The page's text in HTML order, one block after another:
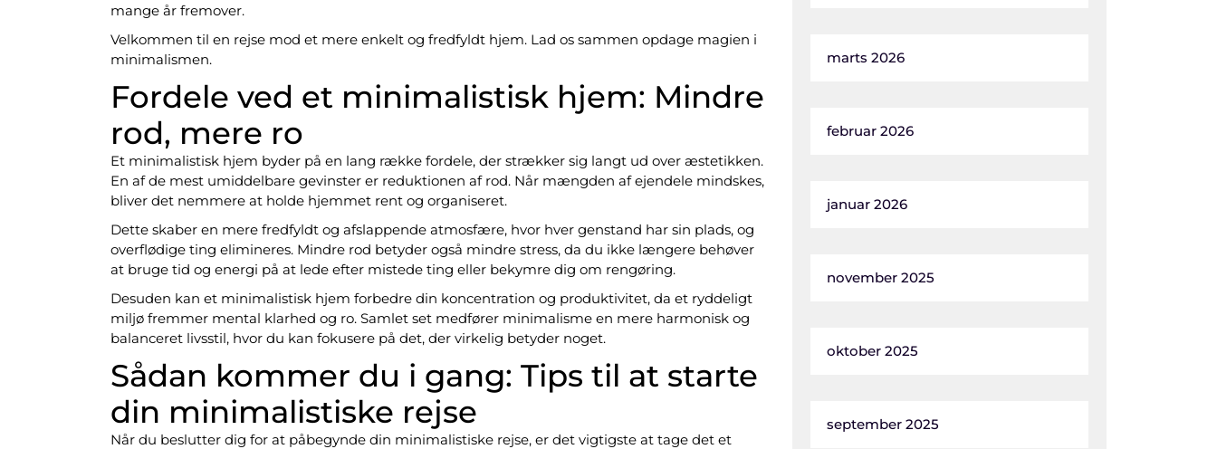
mange år fremover.
Velkommen til en rejse mod et mere enkelt og fredfyldt hjem. Lad os sammen opdage magien i
minimalismen.
Fordele ved et minimalistisk hjem: Mindre
rod, mere ro
Et minimalistisk hjem byder på en lang række fordele, der strækker sig langt ud over æstetikken.
En af de mest umiddelbare gevinster er reduktionen af rod. Når mængden af ejendele mindskes,
bliver det nemmere at holde hjemmet rent og organiseret.
Dette skaber en mere fredfyldt og afslappende atmosfære, hvor hver genstand har sin plads, og
overflødige ting elimineres. Mindre rod betyder også mindre stress, da du ikke længere behøver
at bruge tid og energi på at lede efter mistede ting eller bekymre dig om rengøring.
Desuden kan et minimalistisk hjem forbedre din koncentration og produktivitet, da et ryddeligt
miljø fremmer mental klarhed og ro. Samlet set medfører minimalisme en mere harmonisk og
balanceret livsstil, hvor du kan fokusere på det, der virkelig betyder noget.
Sådan kommer du i gang: Tips til at starte
din minimalistiske rejse
Når du beslutter dig for at påbegynde din minimalistiske rejse, er det vigtigste at tage det et
marts 2026
februar 2026
januar 2026
november 2025
oktober 2025
september 2025